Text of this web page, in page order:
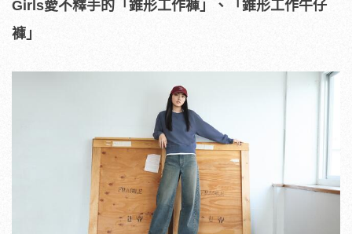
Girls愛不釋手的「錐形工作褲」、「錐形工作牛仔
褲」